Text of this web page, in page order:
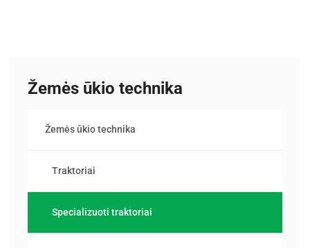
Žemės ūkio technika
Žemės ūkio technika
Traktoriai
Specializuoti traktoriai